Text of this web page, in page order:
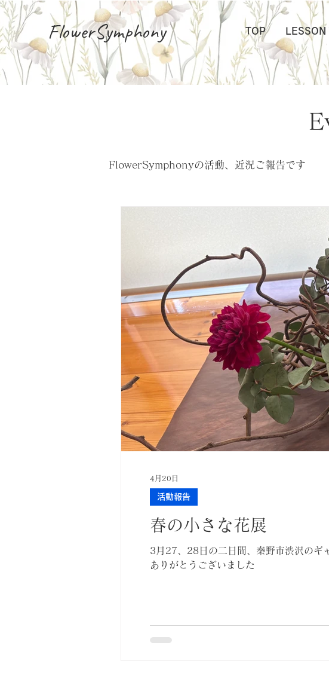
FlowerSymphony TOP LESSON
FlowerSymphonyの活動、近況ご報告です
春の小さな花展
3月27、28日の二日間、秦野市渋沢のギ
ありがとうございました
活動報告
4月20日